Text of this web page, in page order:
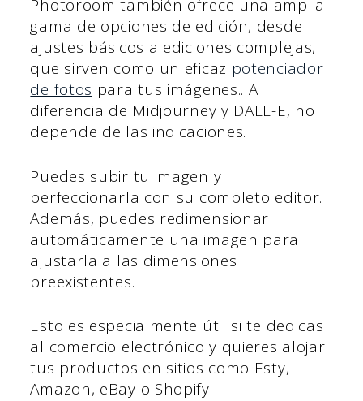
Photoroom también ofrece una amplia
gama de opciones de edición, desde
ajustes básicos a ediciones complejas,
que sirven como un eficaz potenciador
de fotos para tus imágenes.. A
diferencia de Midjourney y DALL-E, no
depende de las indicaciones.
Puedes subir tu imagen y
perfeccionarla con su completo editor.
Además, puedes redimensionar
automáticamente una imagen para
ajustarla a las dimensiones
preexistentes.
Esto es especialmente útil si te dedicas
al comercio electrónico y quieres alojar
tus productos en sitios como Esty,
Amazon, eBay o Shopify.